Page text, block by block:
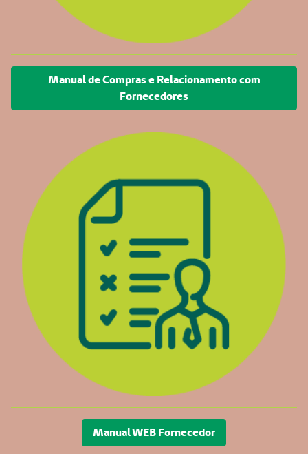
Manual de Compras e Relacionamento com
Fornecedores
Manual WEB Fornecedor